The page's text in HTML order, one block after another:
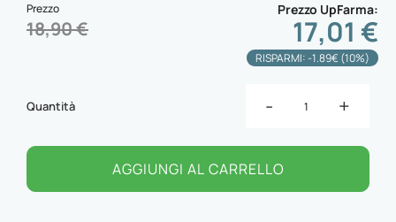
Prezzo UpFarma
17,01 €
Prezzo
18,90 €
RISPARMI: -1.89€ (10%)
Quantità - +
AGGIUNGI AL CARRELLO